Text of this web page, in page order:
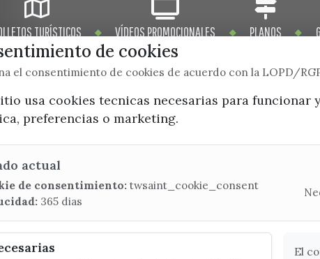
TURÍSTICOS VÍDEOS PROMOCIONALES PLANOS
x / twitter
(+34) 952 541 104
de cookies
el consentimiento de cookies de acuerdo con la LOPD/
usa cookies tecnicas necesarias para funcionar
preferencias o marketing.
actual
de consentimiento: twsaint_cookie_consent
365 dias
El